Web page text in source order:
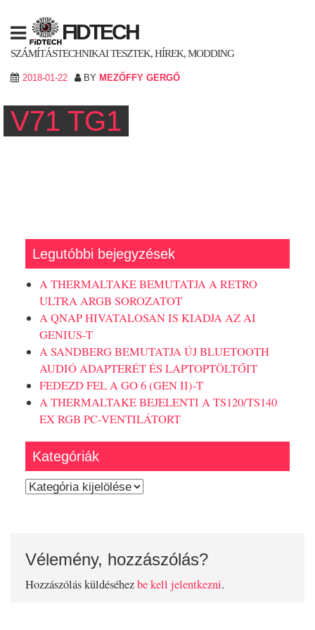
content
FIDTECH
SZÁMÍTÁSTECHNIKAI TESZTEK, HÍREK, MODDING
2018-01-22 BY MEZŐFFY GERGŐ
V71 TG1
Legutóbbi bejegyzések
A THERMALTAKE BEMUTATJA A RETRO
ULTRA ARGB SOROZATOT
A QNAP HIVATALOSAN IS KIADJA AZ AI
GENIUS-T
A SANDBERG BEMUTATJA ÚJ BLUETOOTH
AUDIÓ ADAPTERÉT ÉS LAPTOPTÖLTŐIT
FEDEZD FEL A GO 6 (GEN II)-T
A THERMALTAKE BEJELENTI A TS120/TS140
EX RGB PC-VENTILÁTORT
Kategóriák
Kategóriák
Vélemény, hozzászólás?
Hozzászólás küldéséhezbe kell jelentkezni.